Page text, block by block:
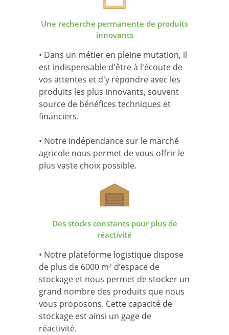
Une recherche permanente de produits
innovants
• Dans un métier en pleine mutation, il
est indispensable d'être à l'écoute de
vos attentes et d'y répondre avec les
produits les plus innovants, souvent
source de bénéfices techniques et
financiers.
• Notre indépendance sur le marché
agricole nous permet de vous offrir le
plus vaste choix possible.
Des stocks constants pour plus de
réactivité
• Notre plateforme logistique dispose
de plus de 6000 m² d’espace de
stockage et nous permet de stocker un
grand nombre des produits que nous
vous proposons. Cette capacité de
stockage est ainsi un gage de
réactivité.